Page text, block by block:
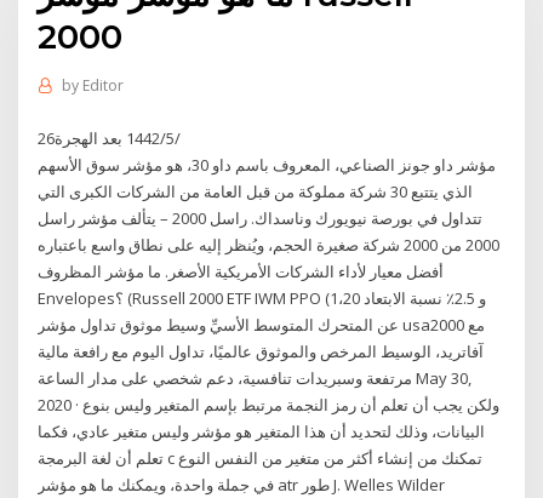
2000
by Editor
26‏‏/5‏‏/1442 بعد الهجرة
مؤشر داو جونز الصناعي، المعروف باسم داو 30، هو مؤشر سوق الأسهم
الذي يتتبع 30 شركة مملوكة من قبل العامة من الشركات الكبرى التي
تتداول في بورصة نيويورك وناسداك. راسل 2000 – يتألف مؤشر راسل
2000 من 2000 شركة صغيرة الحجم، ويُنظر إليه على نطاق واسع باعتباره
أفضل معيار لأداء الشركات الأمريكية الأصغر. ما مؤشر المظروف
Envelopes؟ (Russell 2000 ETF IWM PPO (1،20 و 2.5٪ نسبة الابتعاد
عن المتحرك المتوسط الأسيِّ وسيط موثوق تداول مؤشر usa2000 مع
آفاتريد، الوسيط المرخص والموثوق عالميًا، تداول اليوم مع رافعة مالية
مرتفعة وسبريدات تنافسية، دعم شخصي على مدار الساعة May 30,
2020 · ولكن يجب أن تعلم أن رمز النجمة مرتبط بإسم المتغير وليس بنوع
البيانات، وذلك لتحديد أن هذا المتغير هو مؤشر وليس متغير عادي، فكما
تعلم أن لغة البرمجة c تمكنك من إنشاء أكثر من متغير من النفس النوع
في جملة واحدة، ويمكنك ما هو مؤشر atr طور J. Welles Wilder